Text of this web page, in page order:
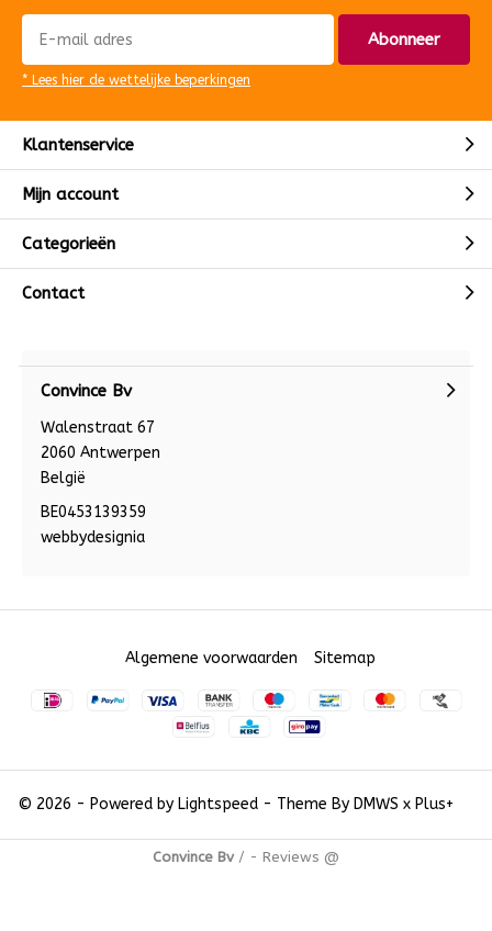
Abonneer
* Lees hier de wettelijke beperkingen
Klantenservice
Mijn account
Categorieën
Contact
Convince Bv
Walenstraat 67
2060 Antwerpen
België
BE0453139359
webbydesignia
© 2026 - Powered by Lightspeed- Theme By DMWS x Plus+
Algemene voorwaarden Sitemap
Convince Bv/ - Reviews @